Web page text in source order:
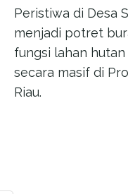
Peristiwa di Desa
menjadi potret
fungsi lahan hutan
secara masif di
Riau.